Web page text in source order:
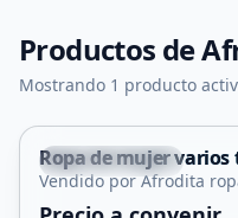
Productos de
Mostrando 1 producto
Villa Mercedes
Ropa de mujer varios
Vendido por Afrodita